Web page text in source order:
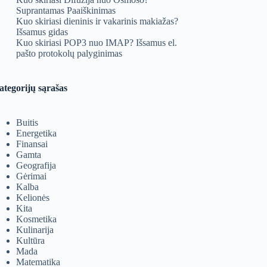
Suprantamas Paaiškinimas
Kuo skiriasi dieninis ir vakarinis makiažas?
Išsamus gidas
Kuo skiriasi POP3 nuo IMAP? Išsamus el.
pašto protokolų palyginimas
sąrašas
Buitis
Energetika
Finansai
Gamta
Geografija
Gėrimai
Kalba
Kelionės
Kita
Kosmetika
Kulinarija
Kultūra
Mada
Matematika